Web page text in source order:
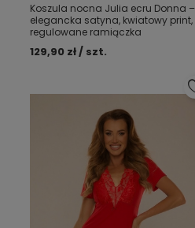
Koszula nocna Julia ecru Donna –
elegancka satyna, kwiatowy print,
regulowane ramiączka
129,90 zł / szt.